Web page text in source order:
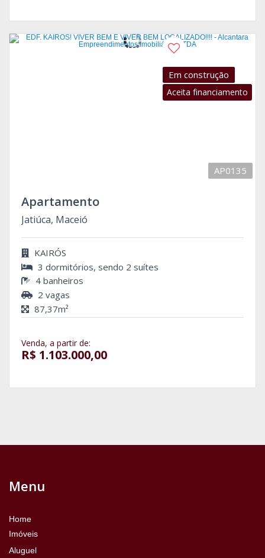
Em construção
Aceita financiamento
AP0135
Apartamento
Jatiúca, Maceió
KAIRÓS
3 dormitórios, sendo 2 suítes
4 banheiros
2 vagas
87,37m²
Venda, a partir de:
R$ 1.103.000,00
Menu
Home
Imóveis
Aluguel